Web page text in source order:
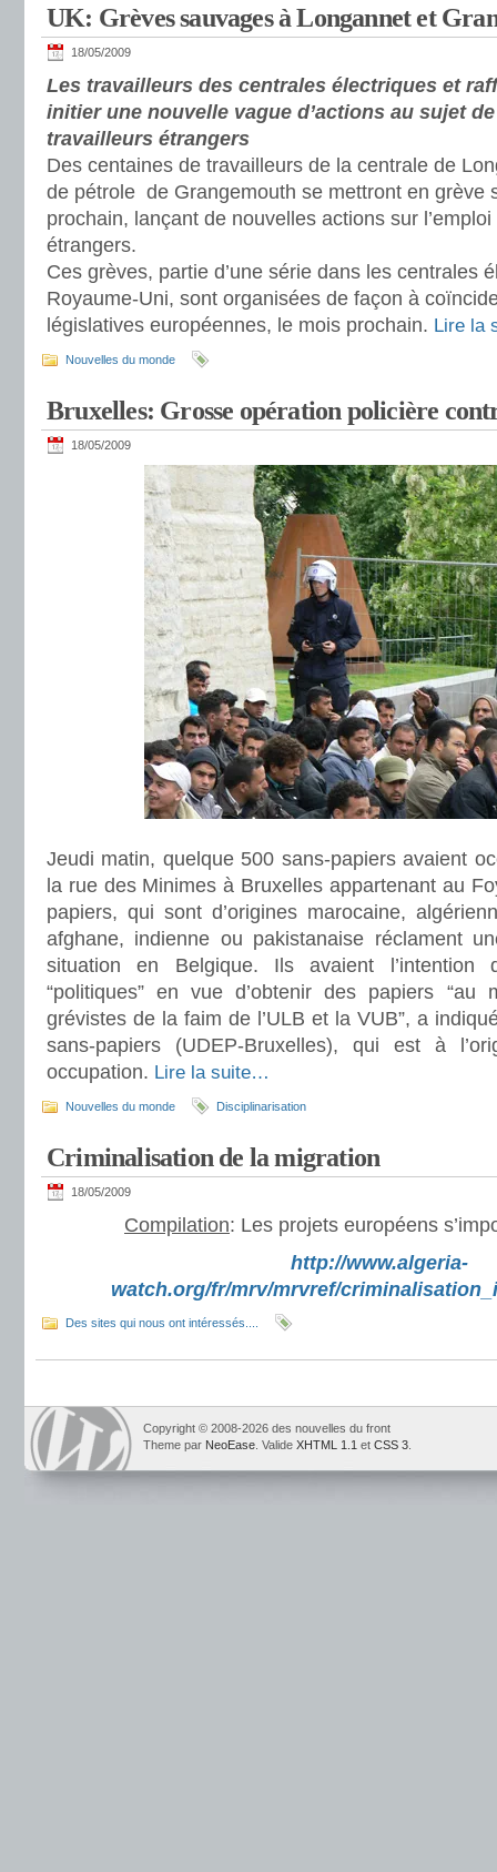
UK: Grèves sauvages à Longannet et
18/05/2009
Les travailleurs des centrales électriques et
initier une nouvelle vague d’actions au sujet
travailleurs étrangers
Des centaines de travailleurs de la centrale de
de pétrole de Grangemouth se mettront en grève
prochain, lançant de nouvelles actions sur
étrangers.
Ces grèves, partie d’une série dans les centrales
Royaume-Uni, sont organisées de façon à
législatives européennes, le mois prochain. Lire la
Nouvelles du monde
Bruxelles: Grosse opération policière
18/05/2009
Jeudi matin, quelque 500 sans-papiers avaient
la rue des Minimes à Bruxelles appartenant au
papiers, qui sont d’origines marocaine,
afghane, indienne ou pakistanaise réclament
situation en Belgique. Ils avaient l’intention
“politiques” en vue d’obtenir des papiers
grévistes de la faim de l’ULB et la VUB”, a
sans-papiers (UDEP-Bruxelles), qui est à
occupation. Lire la suite…
Nouvelles du monde Disciplinarisation
Criminalisation de la migration
18/05/2009
Compilation: Les projets européens
http://www.algeria-
watch.org/fr/mrv/mrvref/
Des sites qui nous ont intéressés....
Copyright © 2008-2026 des nouvelles du front
Theme par NeoEase . Valide XHTML 1.1 et CSS 3